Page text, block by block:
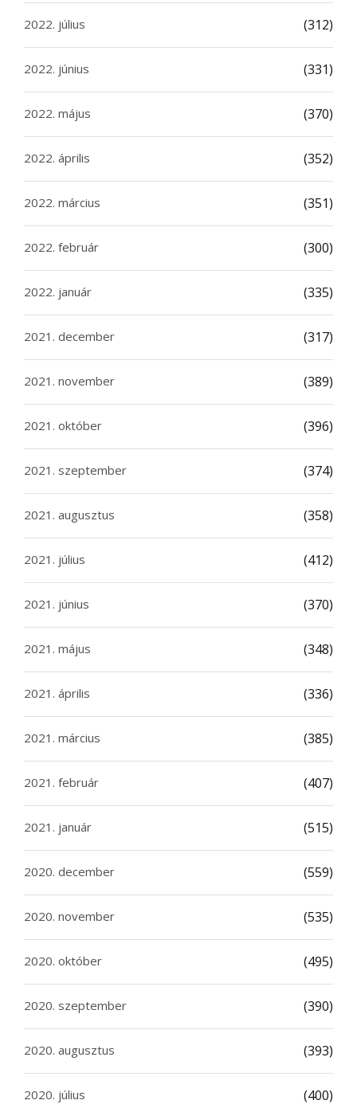
2022. július (312)
2022. június (331)
2022. május (370)
2022. április (352)
2022. március (351)
2022. február (300)
2022. január (335)
2021. december (317)
2021. november (389)
2021. október (396)
2021. szeptember (374)
2021. augusztus (358)
2021. július (412)
2021. június (370)
2021. május (348)
2021. április (336)
2021. március (385)
2021. február (407)
2021. január (515)
2020. december (559)
2020. november (535)
2020. október (495)
2020. szeptember (390)
2020. augusztus (393)
2020. július (400)